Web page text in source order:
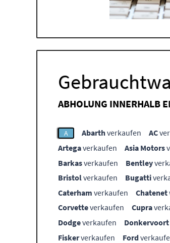
ABHOLUNG INNERHALB
A Abarthverkaufen AC
Artegaverkaufen Asia Motors
Barkasverkaufen Bentley
Bristolverkaufen Bugatti
Caterham verkaufen Chatenet
Corvetteverkaufen Cupra
Dodgeverkaufen Donkervoort
Fiskerverkaufen Ford